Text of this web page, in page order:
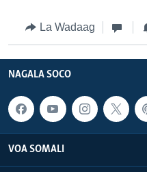
La Wadaag
NAGALA SOCO
VOA SOMALI